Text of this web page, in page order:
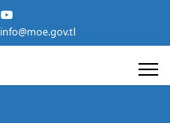
info@moe.gov.tl